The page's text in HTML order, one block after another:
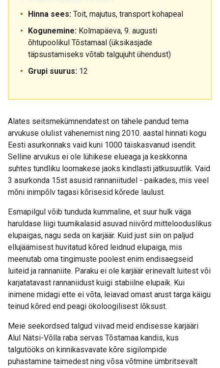
Hinna sees: Toit, majutus, transport kohapeal
Kogunemine: Kolmapäeva, 9. augusti
õhtupoolikul Tõstamaal (üksikasjade
täpsustamiseks võtab talgujuht ühendust)
Grupi suurus: 12
Alates seitsmekümnendatest on tähele pandud tema
arvukuse olulist vähenemist ning 2010. aastal hinnati kogu
Eesti asurkonnaks vaid kuni 1000 täiskasvanud isendit.
Selline arvukus ei ole lühikese elueaga ja keskkonna
suhtes tundliku loomakese jaoks kindlasti jätkusuutlik. Vaid
3 asurkonda 15st asusid rannaniitudel - paikades, mis veel
mõni inimpõlv tagasi kõrisesid kõrede laulust.
Esmapilgul võib tunduda kummaline, et suur hulk väga
haruldase liigi tuumikalasid asuvad niivõrd mittelooduslikus
elupaigas, nagu seda on karjäär. Kuid just siin on paljud
ellujäämisest huvitatud kõred leidnud elupaiga, mis
meenutab oma tingimuste poolest enim endisaegseid
luiteid ja rannaniite. Paraku ei ole karjäär erinevalt luitest või
karjatatavast rannaniidust kuigi stabiilne elupaik. Kui
inimene midagi ette ei võta, leiavad omast arust targa käigu
teinud kõred end peagi ökoloogilisest lõksust.
Meie seekordsed talgud viivad meid endisesse karjääri
Alul Nätsi-Võlla raba servas Tõstamaa kandis, kus
talgutööks on kinnikasvavate kõre sigilompide
puhastamine taimedest ning võsa võtmine ümbritsevalt